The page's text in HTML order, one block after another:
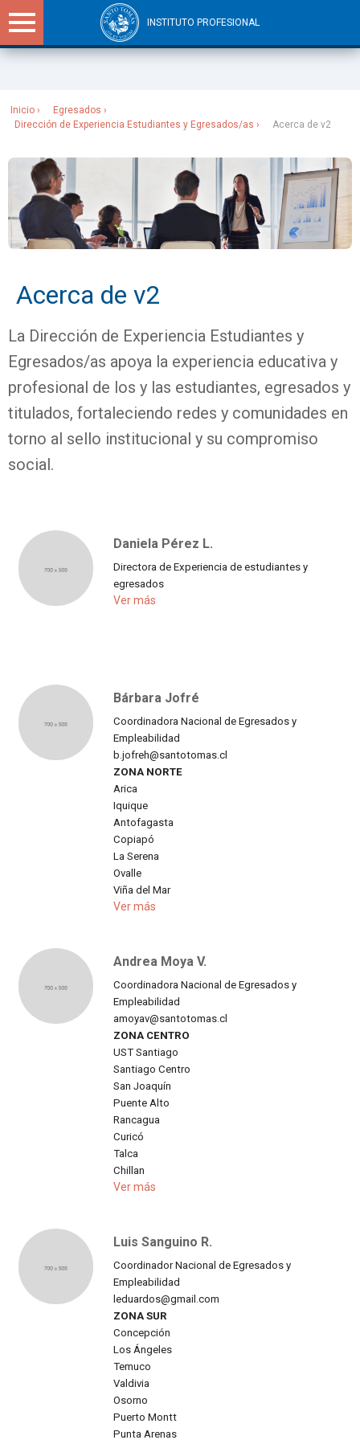
INSTITUTO PROFESIONAL
Inicio
Egresados
Dirección de Experiencia Estudiantes y Egresados/as
Acerca de v2
Acerca de v2
La Dirección de Experiencia Estudiantes y
Egresados/as apoya la experiencia educativa y
profesional de los y las estudiantes, egresados y
titulados, fortaleciendo redes y comunidades en
torno al sello institucional y su compromiso
social.
Daniela Pérez L.
Directora de Experiencia de estudiantes y
egresados
Ver más
Bárbara Jofré
Coordinadora Nacional de Egresados y
Empleabilidad
b.jofreh@santotomas.cl
ZONA NORTE
Arica
Iquique
Antofagasta
Copiapó
La Serena
Ovalle
Viña del Mar
Ver más
Andrea Moya V.
Coordinadora Nacional de Egresados y
Empleabilidad
amoyav@santotomas.cl
ZONA CENTRO
UST Santiago
Santiago Centro
San Joaquín
Puente Alto
Rancagua
Curicó
Talca
Chillan
Ver más
Luis Sanguino R.
Coordinador Nacional de Egresados y
Empleabilidad
leduardos@gmail.com
ZONA SUR
Concepción
Los Ángeles
Temuco
Valdivia
Osorno
Puerto Montt
Punta Arenas